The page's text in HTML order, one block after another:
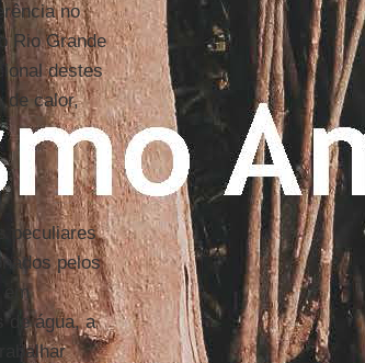
no
Rio Grande
destes
de calor,
peculiares
pelos
de água, a